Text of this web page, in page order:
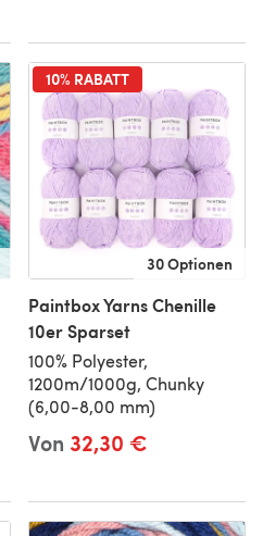
10% RABATT
30 Optionen
Paintbox Yarns Chenille
10er Sparset
100% Polyester,
1200m/1000g, Chunky
(6,00-8,00 mm)
Von 32,30 €